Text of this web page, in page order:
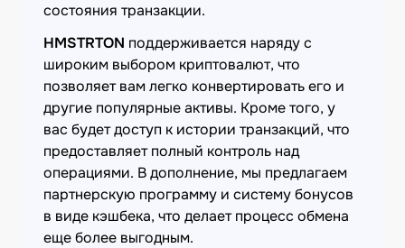
состояния транзакции.
HMSTRTON поддерживается наряду с
широким выбором криптовалют, что
позволяет вам легко конвертировать его и
другие популярные активы. Кроме того, у
вас будет доступ к истории транзакций, что
предоставляет полный контроль над
операциями. В дополнение, мы предлагаем
партнерскую программу и систему бонусов
в виде кэшбека, что делает процесс обмена
еще более выгодным.